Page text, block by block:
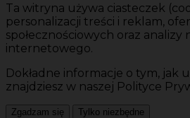
Ta witryna używa ciasteczek
personalizacji treści i reklam,
społecznościowych oraz analizy
internetowego.
Dokładne informacje o tym, jak
znajdziesz w naszej Polityce
Zgadzam się Tylko niezbędne